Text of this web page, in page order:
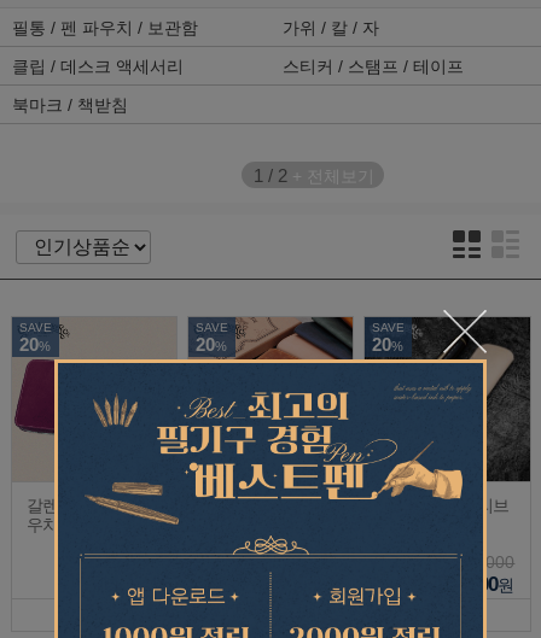
필통 / 펜 파우치 / 보관함
가위 / 칼 / 자
클립 / 데스크 액세서리
스티커 / 스탬프 / 테이프
북마크 / 책받침
1 / 2 + 전체보기
SAVE
20%
갈렌레더 지퍼 펜파
우치 10구
138,000
110,400 원
SAVE
20%
110,000
88,000 원
SAVE
20%
갈렌레더 펜슬리브
31,000
24,800원